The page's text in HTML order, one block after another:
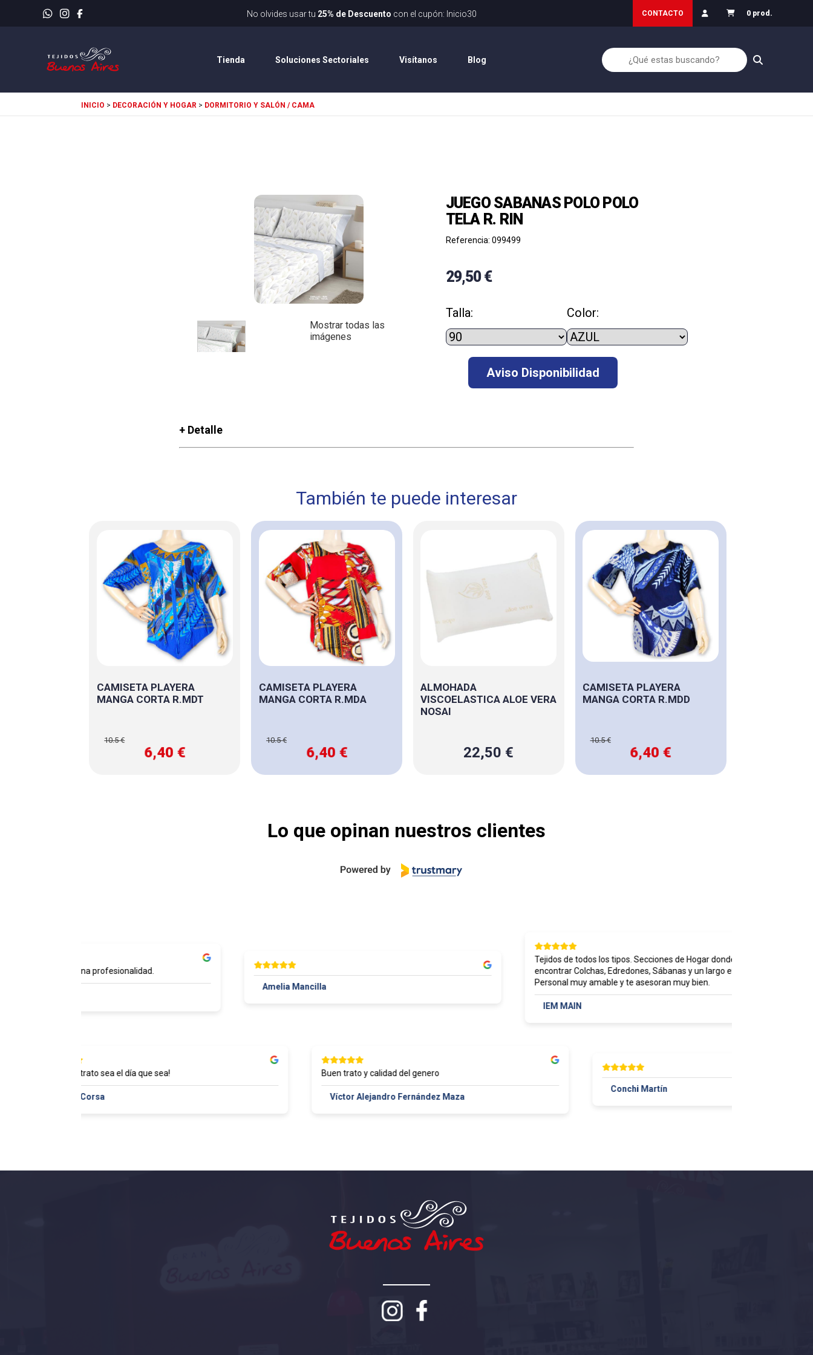
Envíos rápidos No olvides usar tu25% de Descuento Garantía de Devolución
CONTACTO 0 prod.
Tienda Soluciones Sectoriales Visítanos Blog
INICIO > DECORACIÓN Y HOGAR > DORMITORIO Y SALÓN / CAMA
Mostrar todas las
imágenes
JUEGO SABANAS POLO POLO
TELA R. RIN
Referencia: 099499
29,50 €
Talla: Color:
+ Detalle
También te puede interesar
CAMISETA PLAYERA
MANGA CORTA R.MDT
10.5 €
6,40 €
CAMISETA PLAYERA
MANGA CORTA R.MDA
10.5 €
6,40 €
ALMOHADA
VISCOELASTICA ALOE VERA
NOSAI
22,50 €
CAMISETA PLAYERA
MANGA CORTA R.MDD
10.5 €
6,40 €
Lo que opinan nuestros clientes
de telas y buena profesionalidad.
Amelia Mancilla
Tejidos de todos los tipos. Secciones de Hogar donde puedes
encontrar Colchas, Edredones, Sábanas y un largo etcétera.
Personal muy amable y te asesoran muy bien.
IEM MAIN
Conchi Martín
Buen trato y calidad del genero
Víctor Alejandro Fernández Maza
Excelente trato sea el día que sea!
Javi Da Corsa